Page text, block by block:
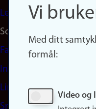
Ledige stillinger
Sosiale medier
Facebook
Instagram
LinkedIn
Snapchat
Vi
Med ditt
formål:
Video og